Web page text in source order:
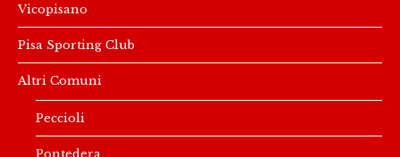
Vicopisano
Pisa Sporting Club
Altri Comuni
Peccioli
Pontedera